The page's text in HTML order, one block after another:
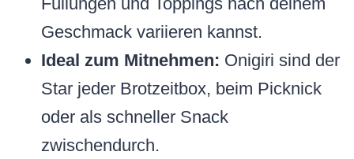
Geschmack variieren kannst.
Ideal zum Mitnehmen: Onigiri sind der
Star jeder Brotzeitbox, beim Picknick
oder als schneller Snack
zwischendurch.